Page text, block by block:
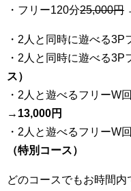
・フリー120分25,000円
・2人と同時に遊べる3P
・2人と同時に遊べる3P
ス）
・2人と遊べるフリーW
→ 13,000円
・2人と遊べるフリーW
（特別コース）
どのコースでもお時間